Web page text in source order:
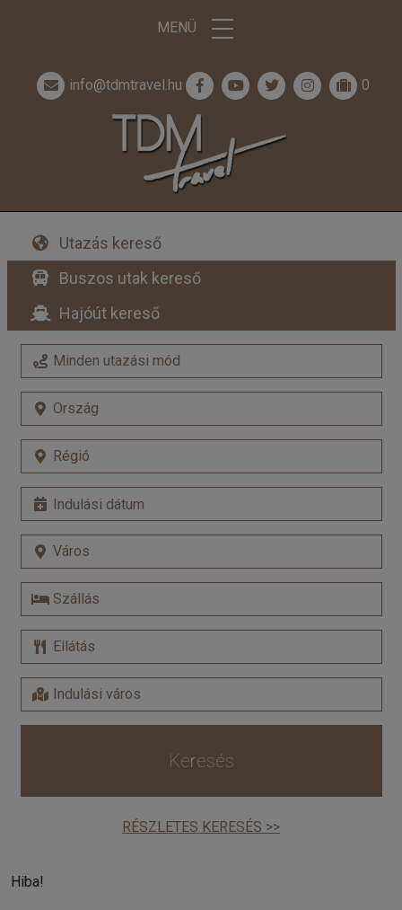
MENÜ
info@tdmtravel.hu 0
Utazás kereső
Buszos utak kereső
Hajóút kereső
Keresés
RÉSZLETES KERESÉS >>
Hiba!